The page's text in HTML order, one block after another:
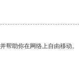
帮助你在网络上自由移动。